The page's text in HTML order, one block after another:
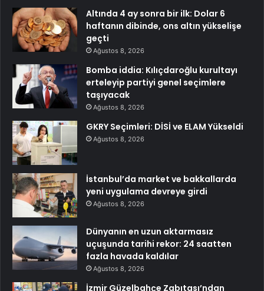
Altında 4 ay sonra bir ilk: Dolar 6
haftanın dibinde, ons altın yükselişe
geçti
Ağustos 8, 2026
Bomba iddia: Kılıçdaroğlu kurultayı
erteleyip partiyi genel seçimlere
taşıyacak
Ağustos 8, 2026
GKRY Seçimleri: DİSİ ve ELAM Yükseldi
Ağustos 8, 2026
İstanbul’da market ve bakkallarda
yeni uygulama devreye girdi
Ağustos 8, 2026
Dünyanın en uzun aktarmasız
uçuşunda tarihi rekor: 24 saatten
fazla havada kaldılar
Ağustos 8, 2026
İzmir Güzelbahçe Zabıtası’ndan